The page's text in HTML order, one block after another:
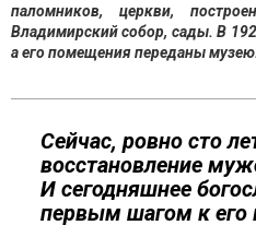
паломников, церкви,
Владимирский собор, сады. В
а его помещения переданы
Сейчас, ровно сто
восстановление
И сегодняшнее
первым шагом к